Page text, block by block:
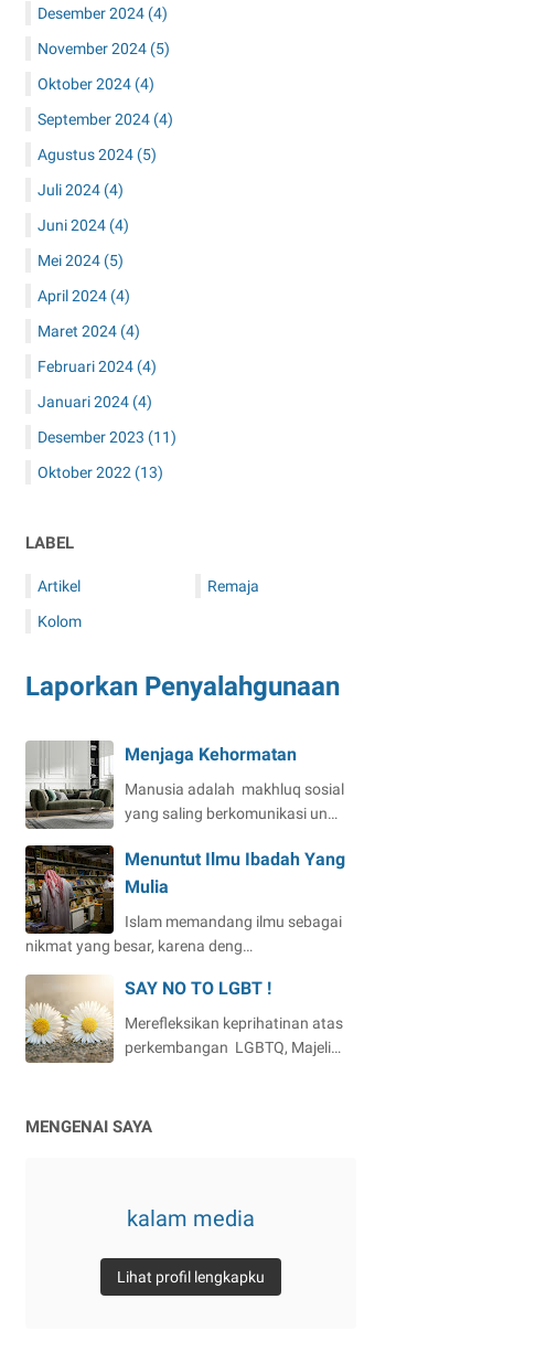
Desember 2024 (4)
November 2024 (5)
Oktober 2024 (4)
September 2024 (4)
Agustus 2024 (5)
Juli 2024 (4)
Juni 2024 (4)
Mei 2024 (5)
April 2024 (4)
Maret 2024 (4)
Februari 2024 (4)
Januari 2024 (4)
Desember 2023 (11)
Oktober 2022 (13)
LABEL
Artikel
Kolom
Remaja
Laporkan Penyalahgunaan
Menjaga Kehormatan
Manusia adalah makhluq sosial
yang saling berkomunikasi un…
Menuntut Ilmu Ibadah Yang
Mulia
Islam memandang ilmu sebagai
nikmat yang besar, karena deng…
SAY NO TO LGBT !
Merefleksikan keprihatinan atas
perkembangan LGBTQ, Majeli…
MENGENAI SAYA
kalam media
Lihat profil lengkapku